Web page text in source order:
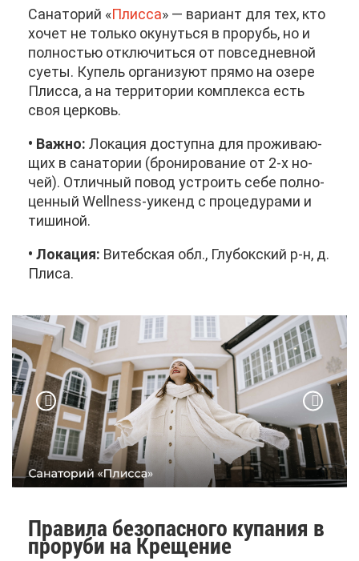
Са­на­то­рий «Плис­са» — ва­ри­ант для тех, кто
хо­чет не толь­ко оку­нуть­ся в про­рубь, но и
пол­но­стью от­клю­чить­ся от по­все­днев­ной
су­е­ты. Ку­пель ор­га­ни­зу­ют пря­мо на озе­ре
Плис­са, а на тер­ри­то­рии ком­плек­са есть
своя цер­ковь.
• Важ­но: Ло­ка­ция до­ступ­на для про­жи­ва­ю­
щих в са­на­то­рии (бро­ни­ро­ва­ние от 2-х но­
чей). От­лич­ный по­вод устро­ить се­бе пол­но­
цен­ный Wellness-уи­кенд с про­це­ду­ра­ми и
ти­ши­ной.
• Ло­ка­ция: Ви­теб­ская обл., Глу­бок­ский р-н, д.
Пли­са.
Пра­ви­ла без­опас­но­го ку­па­ния в
про­ру­би на Кре­ще­ние